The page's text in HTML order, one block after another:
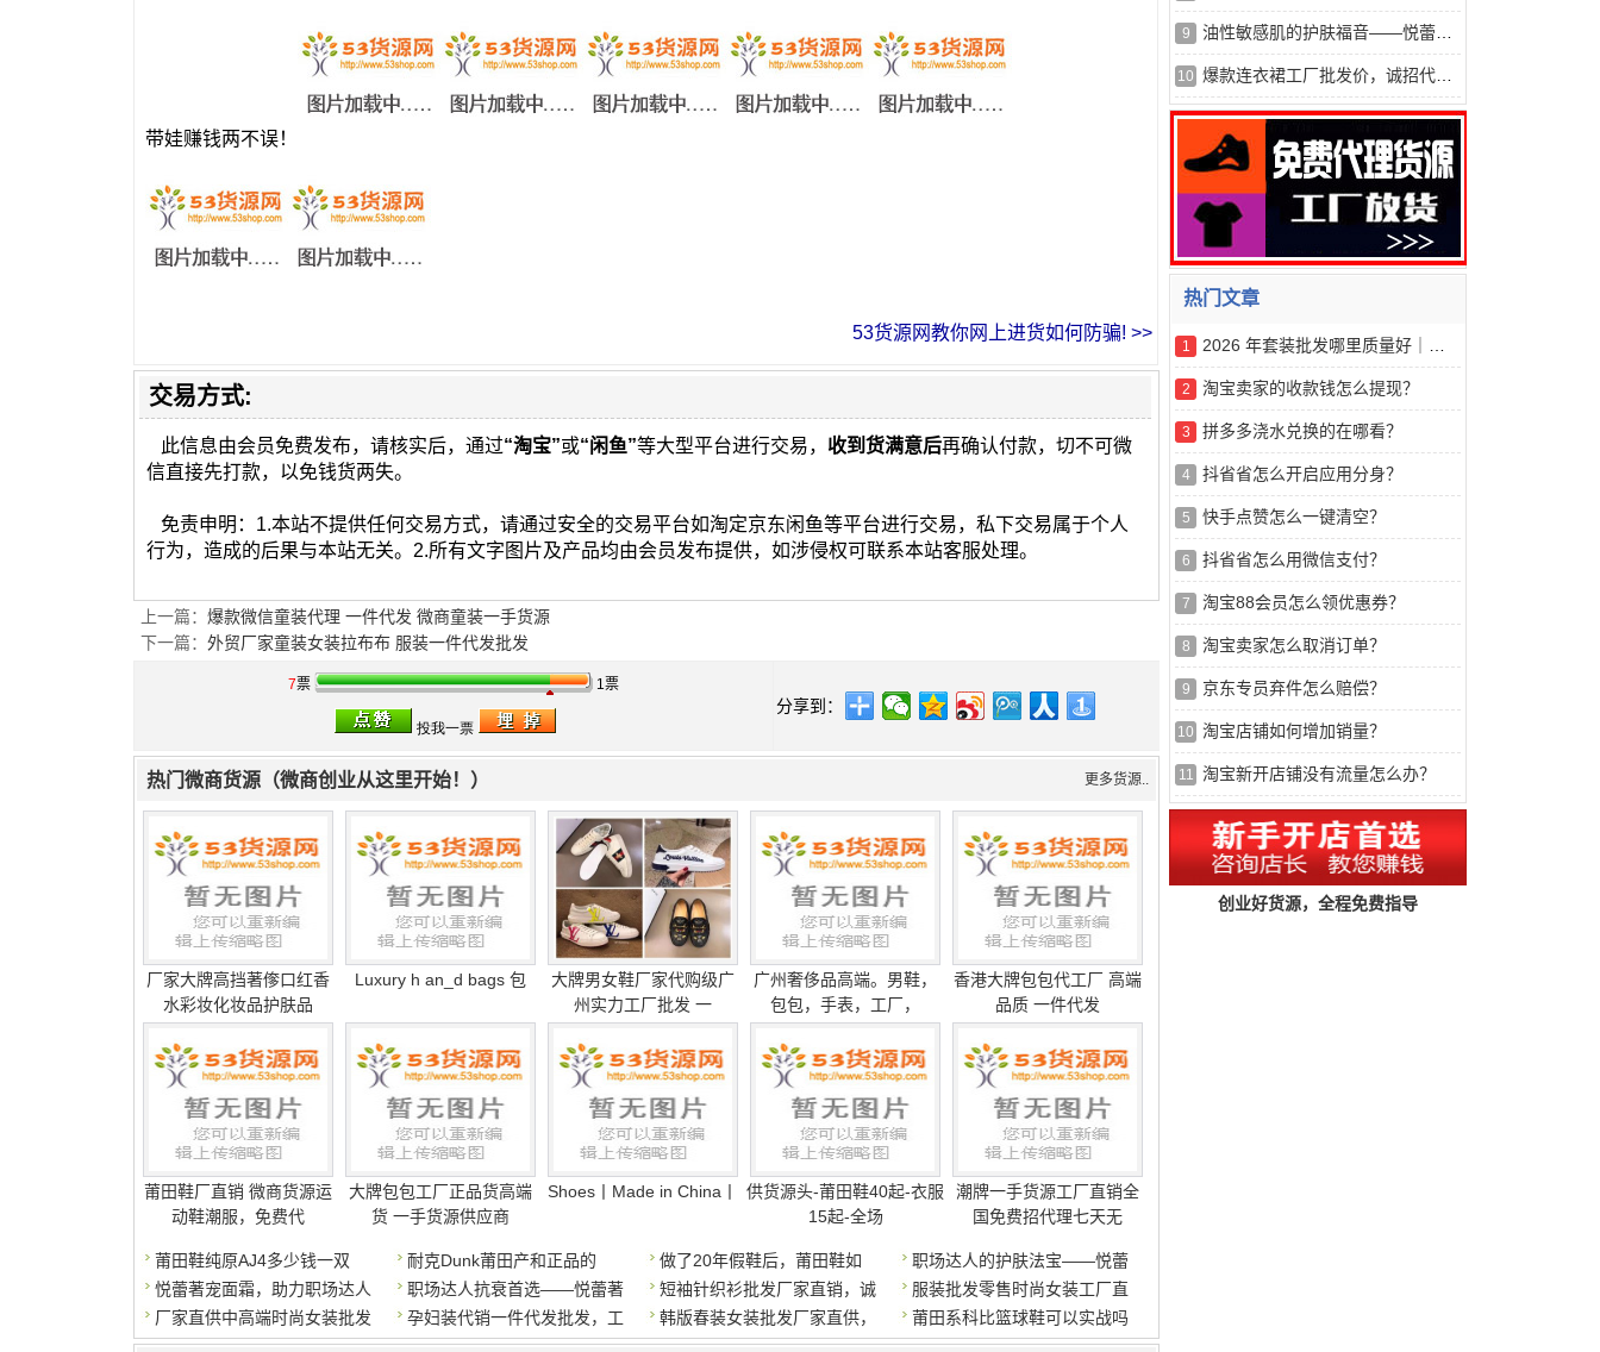
带娃赚钱两不误！
53货源网教你网上进货如何防骗! >>
交易方式:
此信息由会员免费发布，请核实后，通过“淘宝”或“闲鱼”等大型平台进行交易， 收到货满意后再确认付款，切不可微
信直接先打款，以免钱货两失。
免责申明：1.本站不提供任何交易方式，请通过安全的交易平台如淘定京东闲鱼等平台进行交易，私下交易属于个人
行为，造成的后果与本站无关。2.所有文字图片及产品均由会员发布提供，如涉侵权可联系本站客服处理。
上一篇： 爆款微信童装代理 一件代发 微商童装一手货源
下一篇： 外贸厂家童装女装拉布布 服装一件代发批发
7票 1票
分享到：
热门微商货源（微商创业从这里开始！） 更多货源..
厂家大牌高挡著偧口红香
水彩妆化妆品护肤品
Luxury h an_d bags 包
大牌男女鞋厂家代购级广
州实力工厂批发 一
广州奢侈品高端。男鞋，
包包，手表，工厂，
香港大牌包包代工厂 高端
品质 一件代发
莆田鞋厂直销 微商货源运
动鞋潮服，免费代
大牌包包工厂正品货高端
货 一手货源供应商
Shoes丨Made in China丨
供货源头-莆田鞋40起-衣服
15起-全场
潮牌一手货源工厂直销全
国免费招代理七天无
莆田鞋纯原AJ4多少钱一双 耐克Dunk莆田产和正品的 做了20年假鞋后，莆田鞋如
职场达人的护肤法宝——悦蕾
悦蕾著宠面霜，助力职场达人
职场达人抗衰首选——悦蕾著 短袖针织衫批发厂家直销，诚
服装批发零售时尚女装工厂直
厂家直供中高端时尚女装批发
孕妇装代销一件代发批发，工 韩版春装女装批发厂家直供， 莆田系科比篮球鞋可以实战吗
9 油性敏感肌的护肤福音——悦蕾玫瑰莹润净颜慕斯
10 爆款连衣裙工厂批发价，诚招代理一件代发
热门文章
1 2026 年套装批发哪里质量好｜五大线上服装采购渠道专业实测解读
2 淘宝卖家的收款钱怎么提现？
3 拼多多浇水兑换的在哪看？
4 抖省省怎么开启应用分身？
5 快手点赞怎么一键清空？
6 抖省省怎么用微信支付？
7 淘宝88会员怎么领优惠券？
8 淘宝卖家怎么取消订单？
9 京东专员弃件怎么赔偿？
10 淘宝店铺如何增加销量？
11 淘宝新开店铺没有流量怎么办？
创业好货源，全程免费指导